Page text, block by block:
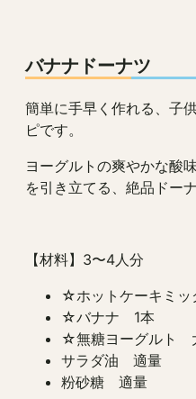
バナナドーナツ
簡単に手早く作れる、子
ピです。
ヨーグルトの爽やかな酸
を引き立てる、絶品ドーナ
【材料】3〜4人分
☆ホットケーキミ
☆バナナ 1本
☆無糖ヨーグルト
サラダ油 適量
粉砂糖 適量